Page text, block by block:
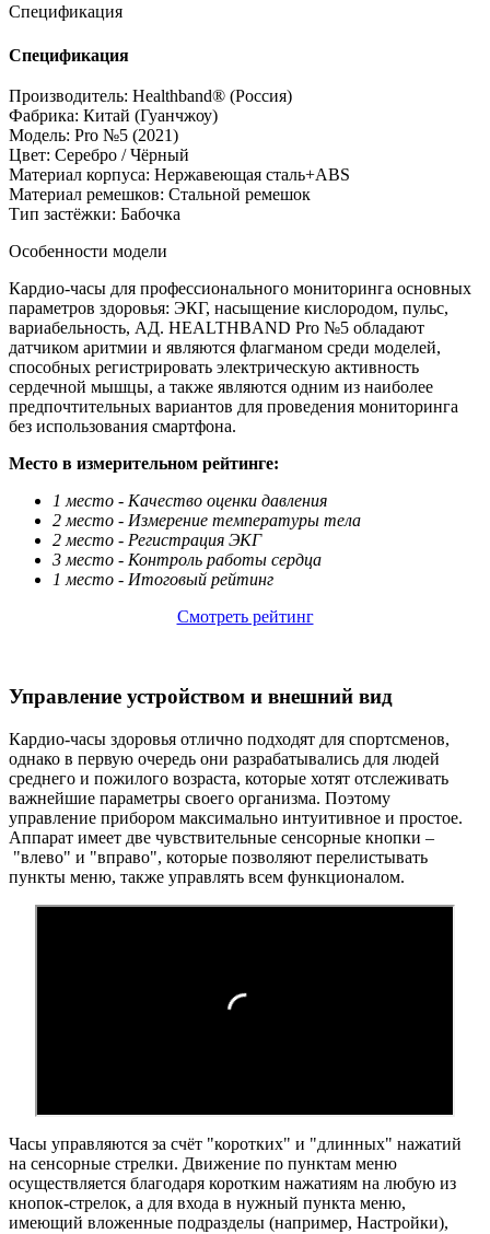
Спецификация
Спецификация
Производитель: Healthband® (Россия)
Фабрика: Китай (Гуанчжоу)
Модель: Pro №5 (2021)
Цвет: Серебро / Чёрный
Материал корпуса: Нержавеющая сталь+ABS
Материал ремешков: Стальной ремешок
Тип застёжки: Бабочка
Особенности модели
Кардио-часы для профессионального мониторинга основных
параметров здоровья: ЭКГ, насыщение кислородом, пульс,
вариабельность, АД. HEALTHBAND Pro №5 обладают
датчиком аритмии и являются флагманом среди моделей,
способных регистрировать электрическую активность
сердечной мышцы, а также являются одним из наиболее
предпочтительных вариантов для проведения мониторинга
без использования смартфона.
Место в измерительном рейтинге:
1 место - Качество оценки давления
2 место - Измерение температуры тела
2 место - Регистрация ЭКГ
3 место - Контроль работы сердца
1 место - Итоговый рейтинг
Смотреть рейтинг
Управление устройством и внешний вид
Кардио-часы здоровья отлично подходят для спортсменов,
однако в первую очередь они разрабатывались для людей
среднего и пожилого возраста, которые хотят отслеживать
важнейшие параметры своего организма. Поэтому
управление прибором максимально интуитивное и простое.
Аппарат имеет две чувствительные сенсорные кнопки –
"влево" и "вправо", которые позволяют перелистывать
пункты меню, также управлять всем функционалом.
Часы управляются за счёт "коротких" и "длинных" нажатий
на сенсорные стрелки. Движение по пунктам меню
осуществляется благодаря коротким нажатиям на любую из
кнопок-стрелок, а для входа в нужный пункта меню,
имеющий вложенные подразделы (например, Настройки),